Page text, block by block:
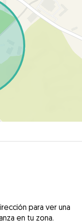
para ver una
en tu zona.